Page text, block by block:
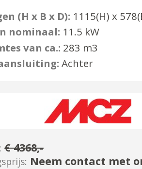
(H x B x D): 1115(H) x 578
nominaal: 11.5 kW
van ca.: 283 m3
Achter
€4368,-
Neem contact met